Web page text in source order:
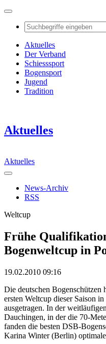
Aktuelles
Der Verband
Schiesssport
Bogensport
Jugend
Tradition
Aktuelles
Aktuelles
News-Archiv
RSS
Weltcup
Frühe
Bogenweltcup in
19.02.2010 09:16
Die deutschen
ersten Weltcup dieser Saison
ausgetragen. In der
Dauchingen, in der die 70-
fanden die besten DSB-
Karina Winter (Berlin)